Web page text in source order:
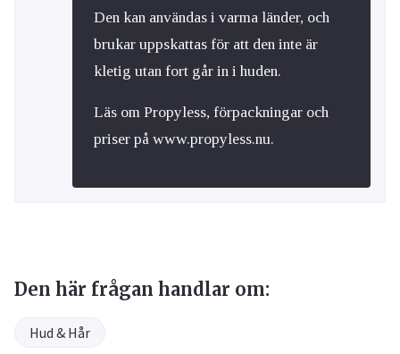
Den kan användas i varma länder, och
brukar uppskattas för att den inte är
kletig utan fort går in i huden.
Läs om Propyless, förpackningar och
priser på www.propyless.nu.
Den här frågan handlar om:
Hud & Hår